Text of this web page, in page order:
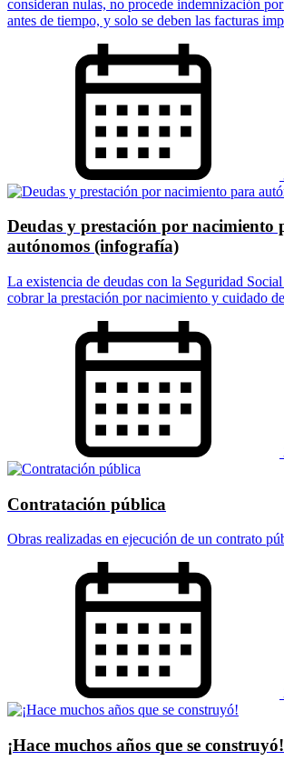
consideran nulas, no procede indemnización
antes de tiempo, y solo se deben las facturas
Deudas y prestación por nacimiento
autónomos (infografía)
La existencia de deudas con la Seguridad
cobrar la prestación por nacimiento y cuidado
Contratación pública
Obras realizadas en ejecución de un contrato
¡Hace muchos años que se construyó!